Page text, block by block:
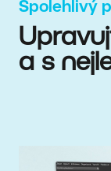
Spolehlivý
a s